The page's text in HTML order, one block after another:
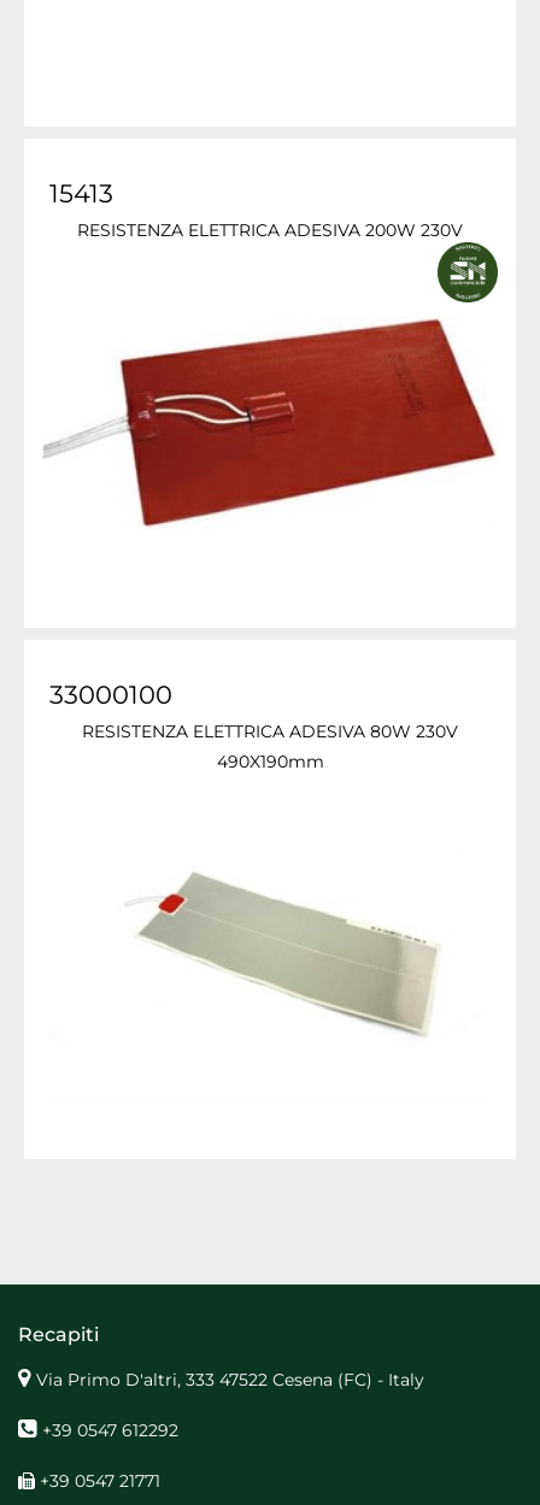
15413
RESISTENZA ELETTRICA ADESIVA 200W 230V
33000100
RESISTENZA ELETTRICA ADESIVA 80W 230V
490X190mm
Recapiti
Via Primo D'altri, 333 47522 Cesena (FC) - Italy
+39 0547 612292
+39 0547 21771